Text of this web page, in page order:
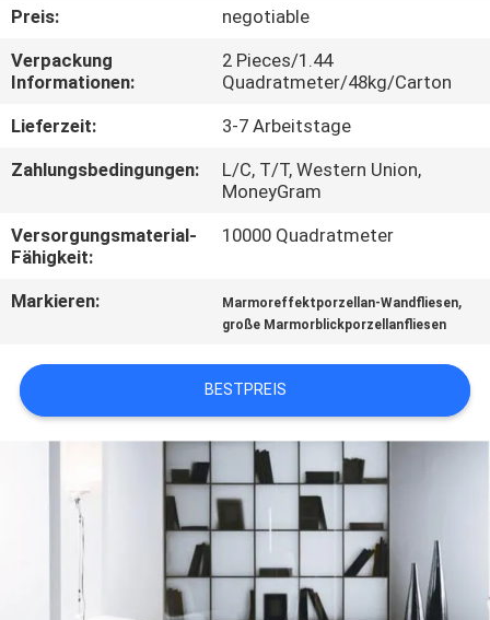
KONTAKT
UNS
EIN
ANGEBOT
SITEMAP
DATENSCHUTZRICHTLINIE
Preis:
negotiable
Verpackung
Informationen:
2 Pieces/1.44
Quadratmeter/48kg/Carton
Lieferzeit:
3-7 Arbeitstage
Zahlungsbedingungen:
L/C, T/T, Western Union,
MoneyGram
Versorgungsmaterial-
Fähigkeit:
10000 Quadratmeter
Markieren: Marmoreffektporzellan-Wandfliesen,
große Marmorblickporzellanfliesen
BESTPREIS